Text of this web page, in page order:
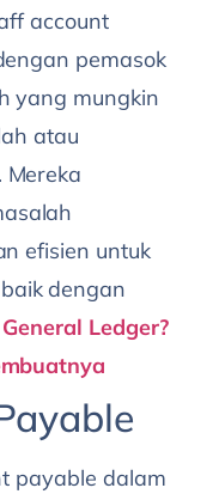
account
pemasok
yang mungkin
atau
efisien untuk
dengan
Ledger?
payable dalam